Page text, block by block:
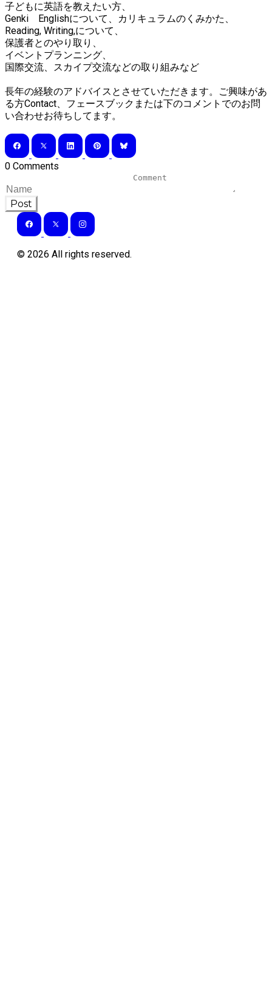
子どもに英語を教えたい方、
Genki Englishについて、カリキュラムのくみかた、
Reading, Writing,について、
保護者とのやり取り、
イベントプランニング、
国際交流、スカイプ交流などの取り組みなど
長年の経験のアドバイスとさせていただきます。ご興味があ
る方Contact、 フェースブック または下のコメントでのお問
い合わせお待ちしてます。
0 Comments
Post
© 2026 All rights reserved.